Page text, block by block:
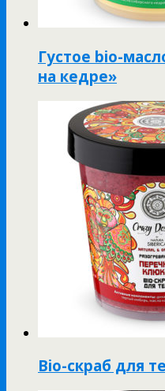
Густое bio-
на кедре»
Bio-скраб для